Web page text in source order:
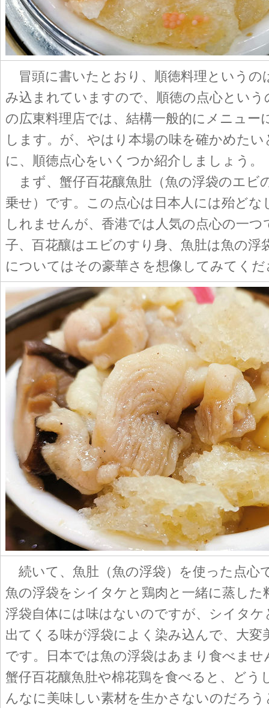
冒頭に書いたとおり、順徳料理というの
み込まれていますので、順徳の点心という
の広東料理店では、結構一般的にメニュー
します。が、やはり本場の味を確かめた
に、順徳点心をいくつか紹介しましょう。
まず、蟹仔百花釀魚肚（魚の浮袋のエビ
乗せ）です。この点心は日本人には殆どな
しれませんが、香港では人気の点心の一つ
子、百花釀はエビのすり身、魚肚は魚の浮
についてはその豪華さを想像してみてくだ
続いて、魚肚（魚の浮袋）を使った点心
魚の浮袋をシイタケと鶏肉と一緒に蒸した
浮袋自体には味はないのですが、シイタケ
出てくる味が浮袋によく染み込んで、大変
です。日本では魚の浮袋はあまり食べま
蟹仔百花釀魚肚や棉花鶏を食べると、どう
んなに美味しい素材を生かさないのだろ